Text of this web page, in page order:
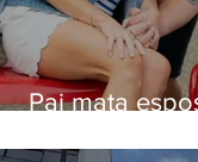
Pai mata